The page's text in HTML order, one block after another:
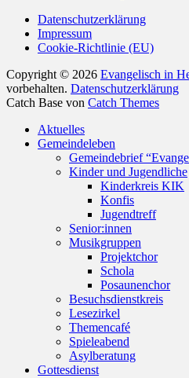
Datenschutzerklärung
Impressum
Cookie-Richtlinie (EU)
Copyright © 2026 Evangelisch in
vorbehalten. Datenschutzerklärung
Catch Base von Catch Themes
oben
scrollen
Aktuelles
Gemeindeleben
Gemeindebrief
Kinder und Jugendliche
Kinderkreis KIK
Konfis
Jugendtreff
Senior:innen
Musikgruppen
Projektchor
Schola
Posaunenchor
Besuchsdienstkreis
Lesezirkel
Themencafé
Spieleabend
Asylberatung
Gottesdienst